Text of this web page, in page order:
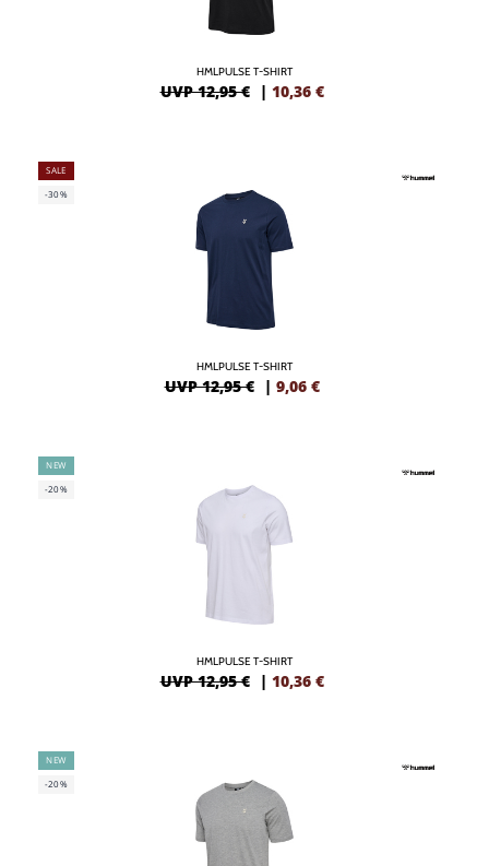
HMLPULSE T-SHIRT
UVP 12,95 € | 10,36 €
SALE
-30%
HMLPULSE T-SHIRT
UVP 12,95 € | 9,06 €
NEW
-20%
HMLPULSE T-SHIRT
UVP 12,95 € | 10,36 €
NEW
-20%